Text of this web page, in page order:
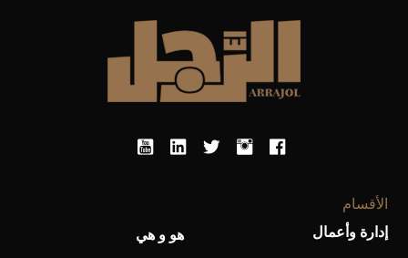
الأقسام
إدارة وأعمال
هو و هي